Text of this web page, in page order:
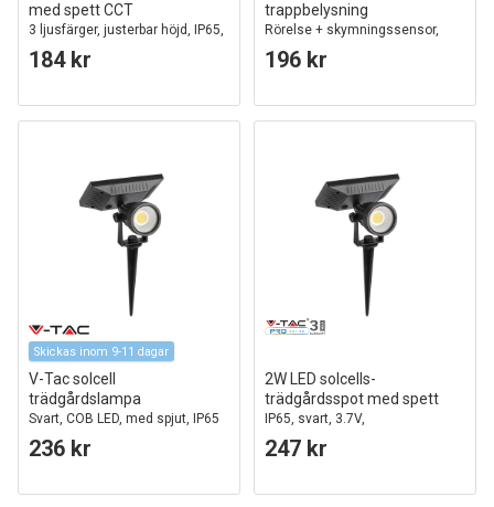
med spett CCT
3 ljusfärger, justerbar höjd, IP65,
svart
184 kr
trappbelysning
Rörelse + skymningssensor,
IP54
196 kr
Skickas inom 9-11 dagar
V-Tac solcell
trädgårdslampa
Svart, COB LED, med spjut, IP65
236 kr
2W LED solcells-
trädgårdsspot med spett
IP65, svart, 3.7V,
skymningssensor, COB LED,
varmvit
247 kr